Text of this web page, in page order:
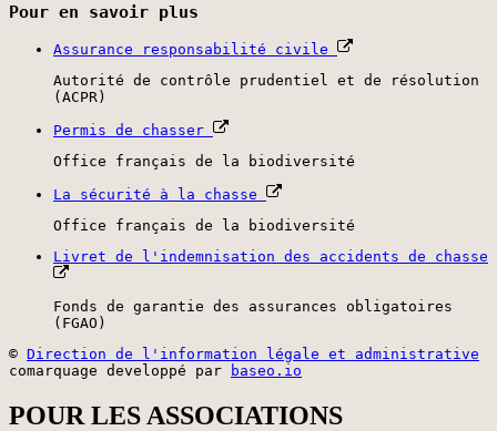
Pour en savoir plus
Assurance responsabilité civile
Autorité de contrôle prudentiel et de résolution
(ACPR)
Permis de chasser
Office français de la biodiversité
La sécurité à la chasse
Office français de la biodiversité
Livret de l'indemnisation des accidents de chasse
Fonds de garantie des assurances obligatoires
(FGAO)
© Direction de l'information légale et administrative
comarquage developpé par
baseo.io
POUR LES ASSOCIATIONS